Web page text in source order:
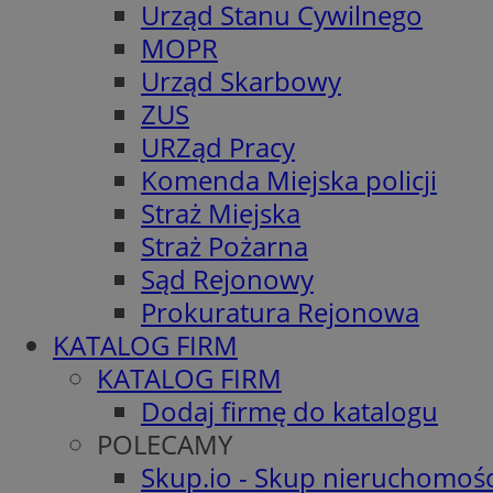
Urząd Stanu Cywilnego
MOPR
Urząd Skarbowy
ZUS
URZąd Pracy
Komenda Miejska policji
Straż Miejska
Straż Pożarna
Sąd Rejonowy
Prokuratura Rejonowa
KATALOG FIRM
KATALOG FIRM
Dodaj firmę do katalogu
POLECAMY
Skup.io - Skup